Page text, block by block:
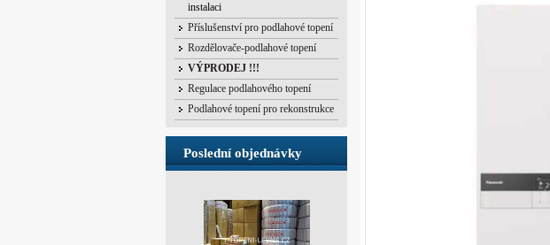
instalaci
Příslušenství pro podlahové topení
Rozdělovače-podlahové topení
VÝPRODEJ !!!
Regulace podlahového topení
Podlahové topení pro rekonstrukce
Poslední objednávky